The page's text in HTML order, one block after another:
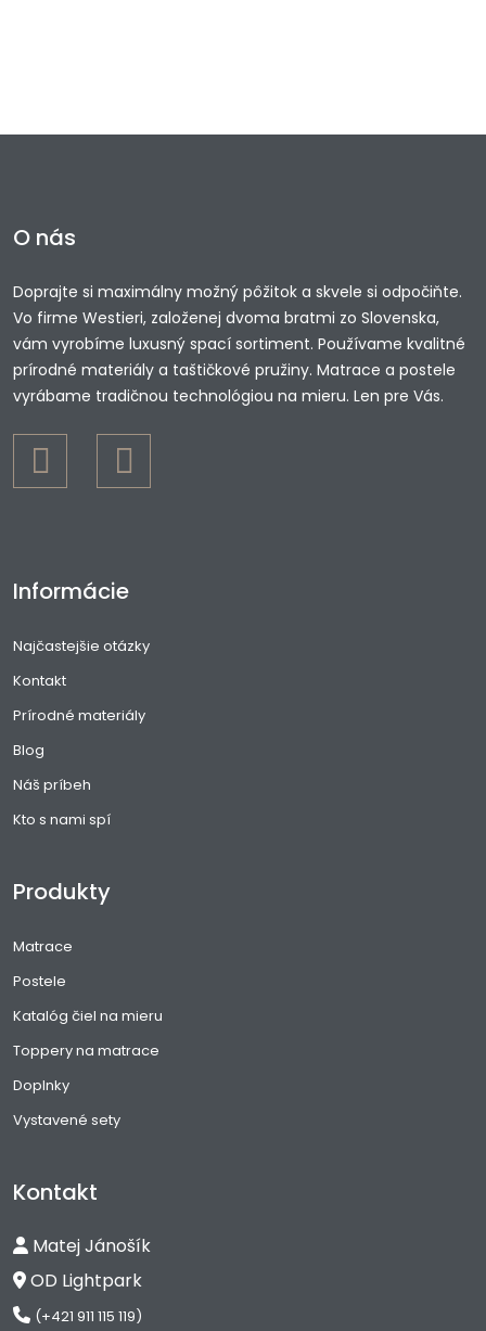
O nás
Doprajte si maximálny možný pôžitok a skvele si odpočiňte.
Vo firme Westieri, založenej dvoma bratmi zo Slovenska,
vám vyrobíme luxusný spací sortiment. Používame kvalitné
prírodné materiály a taštičkové pružiny. Matrace a postele
vyrábame tradičnou technológiou na mieru. Len pre Vás.
Informácie
Najčastejšie otázky
Kontakt
Prírodné materiály
Blog
Náš príbeh
Kto s nami spí
Produkty
Matrace
Postele
Katalóg čiel na mieru
Toppery na matrace
Doplnky
Vystavené sety
Kontakt
Matej Jánošík
OD Lightpark
(+421 911 115 119)